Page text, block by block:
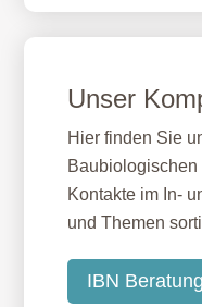
Unser
Hier finden Sie
Kontakte im In-
und Themen
IBN